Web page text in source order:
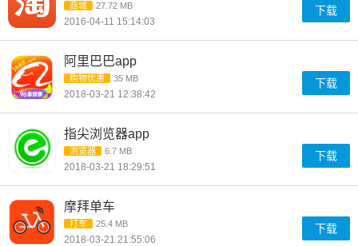
商城 27.72 MB
2016-04-11 15:14:03
下载
阿里巴巴app
购物优惠 35 MB
2018-03-21 12:38:42
下载
指尖浏览器app
浏览器 6.7 MB
2018-03-21 18:29:51
下载
摩拜单车
打车 25.4 MB
2018-03-21 21:55:06
下载